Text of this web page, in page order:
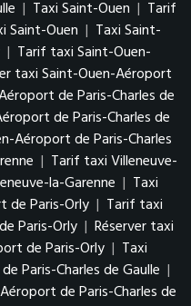
| Taxi Saint-Ouen | Tarif
Saint-Ouen | Taxi Saint-
| Tarif taxi Saint-Ouen-
taxi Saint-Ouen-Aéroport
de Paris-Charles de
de Paris-Charles de
Aéroport de Paris-Charles
| Tarif taxi Villeneuve-
la-Garenne | Taxi
de Paris-Orly | Tarif taxi
Paris-Orly | Réserver taxi
de Paris-Orly | Taxi
Paris-Charles de Gaulle |
de Paris-Charles de